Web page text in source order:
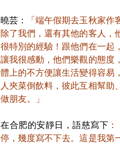
曉芸：
「端午假期去玉秋家
除了我們，還有其他的客人，
很特別的經驗！跟他們在一起
讓我很感動，他們樂觀的態度
體上的不方便讓生活變得容易
人夾菜倒飲料，彼此互相幫助
做朋友。」
在合肥的安靜日，語慈寫下
停，幾度寫不下去。這是我第